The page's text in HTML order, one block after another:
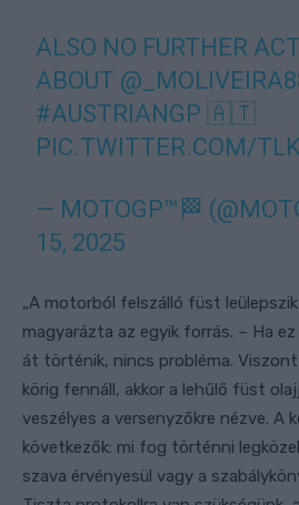
ALSO NO FURTHER
ABOUT
#AUSTRIANGP 🇦🇹
PIC.TWITTER.COM/
— MOTOGP™🏁
15, 2025
„A motorból felszálló füst
magyarázta az egyik forrás. – Ha
át történik, nincs probléma.
körig fennáll, akkor a lehűlő füst
veszélyes a versenyzőkre nézve. A
következők: mi fog történni
szava érvényesül vagy a